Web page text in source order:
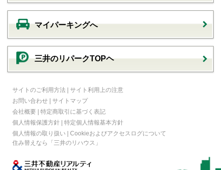
マイパーキングへ
三井のリパークTOPヘ
サイトのご利用方法 | サイト利用上の注意
お問い合わせ | サイトマップ
会社概要 | 特定商取引に基づく表記
個人情報保護方針 | 特定個人情報基本方針
個人情報の取り扱い | Cookieおよびアクセスログについて
住み替えなら
「三井のリハウス」